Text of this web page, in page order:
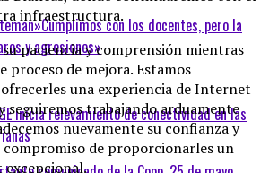
infraestructura.
paciencia y comprensión mientras
proceso de mejora. Estamos
una experiencia de Internet
seguiremos trabajando arduamente
nuevamente su confianza y
de proporcionarles un
con los docentes, pero la
y agresiones»
inicia relevamiento de conectividad en las